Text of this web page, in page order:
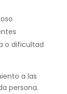
o dificultad
a las
persona.